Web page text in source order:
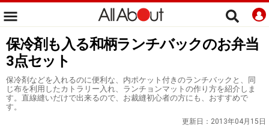
保冷剤も入る和柄ランチバックのお弁当
3点セット
保冷剤などを入れるのに便利な、内ポケット付きのランチバックと、同
じ布を利用したカトラリー入れ、ランチョンマットの作り方を紹介しま
す。直線縫いだけで出来るので、お裁縫初心者の方にも、おすすめで
す。
更新日： 2013年04月15日